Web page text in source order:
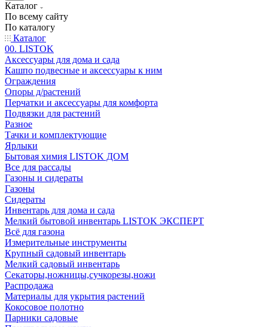
Каталог
По всему сайту
По каталогу
Каталог
00. LISTOK
Аксессуары для дома и сада
Кашпо подвесные и аксессуары к ним
Ограждения
Опоры д/растений
Перчатки и аксессуары для комфорта
Подвязки для растений
Разное
Тачки и комплектующие
Ярлыки
Бытовая химия LISTOK ДОМ
Все для рассады
Газоны и сидераты
Газоны
Сидераты
Инвентарь для дома и сада
Мелкий бытовой инвентарь LISTOK ЭКСПЕРТ
Всё для газона
Измерительные инструменты
Крупный садовый инвентарь
Мелкий садовый инвентарь
Секаторы,ножницы,сучкорезы,ножи
Распродажа
Материалы для укрытия растений
Кокосовое полотно
Парники садовые